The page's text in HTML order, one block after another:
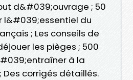
d&#039;ouvrage ; 50
l&#039;essentiel du
; Les conseils de
les pièges ; 500
à la
Des corrigés détaillés.